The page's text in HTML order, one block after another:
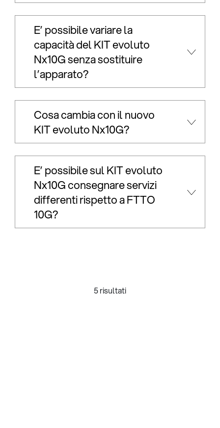
E’ possibile variare la
capacità del KIT evoluto
Nx10G senza sostituire
l’apparato?
Cosa cambia con il nuovo
KIT evoluto Nx10G?
E’ possibile sul KIT evoluto
Nx10G consegnare servizi
differenti rispetto a FTTO
10G?
5 risultati